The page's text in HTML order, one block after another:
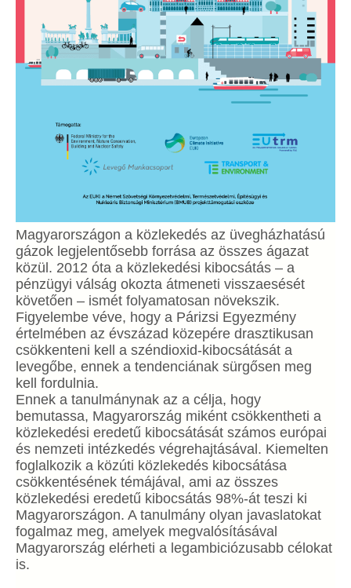
Magyarországon a közlekedés az üvegházhatású
gázok legjelentősebb forrása az összes ágazat
közül. 2012 óta a közlekedési kibocsátás – a
pénzügyi válság okozta átmeneti visszaesését
követően – ismét folyamatosan növekszik.
Figyelembe véve, hogy a Párizsi Egyezmény
értelmében az évszázad közepére drasztikusan
csökkenteni kell a széndioxid-kibocsátását a
levegőbe, ennek a tendenciának sürgősen meg
kell fordulnia.
Ennek a tanulmánynak az a célja, hogy
bemutassa, Magyarország miként csökkentheti a
közlekedési eredetű kibocsátását számos európai
és nemzeti intézkedés végrehajtásával. Kiemelten
foglalkozik a közúti közlekedés kibocsátása
csökkentésének témájával, ami az összes
közlekedési eredetű kibocsátás 98%-át teszi ki
Magyarországon. A tanulmány olyan javaslatokat
fogalmaz meg, amelyek megvalósításával
Magyarország elérheti a legambiciózusabb célokat
is.